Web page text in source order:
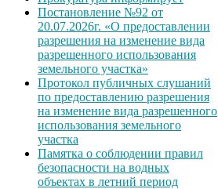
Постановление №92 от
20.07.2026г. «О предоставлении
разрешения на изменение вида
разрешенного использования
земельного участка»
Протокол публичных слушаний
по предоставлению разрешения
на изменение вида разрешенного
использования земельного
участка
Памятка о соблюдении правил
безопасности на водных
объектах в летний период